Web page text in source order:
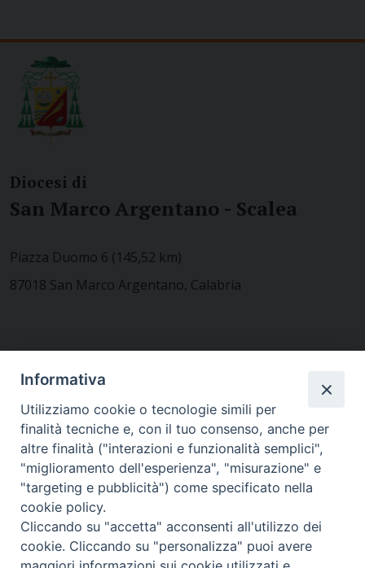
Diocesi di
San Marco Argentano - Scalea
Piazza Duomo 6 (145,52 km)
87018 San Marco Argentano, Calabria
MODULISTICA
WEBMAIL
Informativa
Utilizziamo cookie o tecnologie simili per
finalità tecniche e, con il tuo consenso, anche per
altre finalità ("interazioni e funzionalità semplici",
"miglioramento dell'esperienza", "misurazione" e
"targeting e pubblicità") come specificato nella
cookie policy.
Cliccando su "accetta" acconsenti all'utilizzo dei
cookie. Cliccando su "personalizza" puoi avere